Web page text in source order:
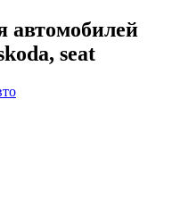
автомобилей
seat